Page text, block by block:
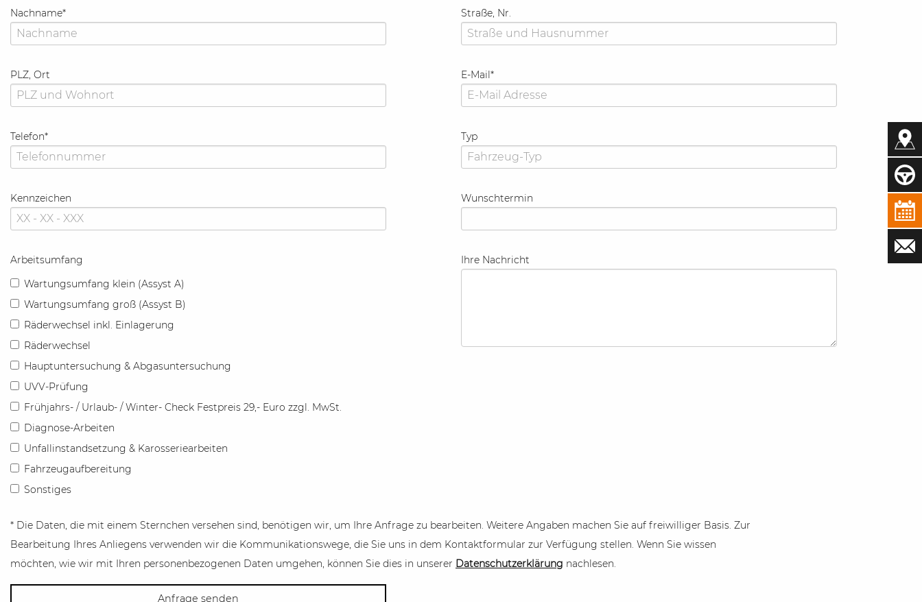
Nachname* Straße, Nr.
PLZ, Ort E-Mail*
Telefon* Typ
Kennzeichen Wunschtermin
Arbeitsumfang
Wartungsumfang klein (Assyst A)
Wartungsumfang groß (Assyst B)
Räderwechsel inkl. Einlagerung
Räderwechsel
Hauptuntersuchung & Abgasuntersuchung
UVV-Prüfung
Frühjahrs- / Urlaub- / Winter- Check Festpreis 29,- Euro zzgl. MwSt.
Diagnose-Arbeiten
Unfallinstandsetzung & Karosseriearbeiten
Fahrzeugaufbereitung
Sonstiges
Ihre Nachricht
* Die Daten, die mit einem Sternchen versehen sind, benötigen wir, um Ihre Anfrage zu bearbeiten. Weitere Angaben machen Sie auf freiwilliger Basis. Zur
Bearbeitung Ihres Anliegens verwenden wir die Kommunikationswege, die Sie uns in dem Kontaktformular zur Verfügung stellen. Wenn Sie wissen
möchten, wie wir mit Ihren personenbezogenen Daten umgehen, können Sie dies in unserer Datenschutzerklärung nachlesen.